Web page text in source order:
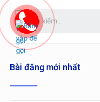
Bài đăng mới nhất